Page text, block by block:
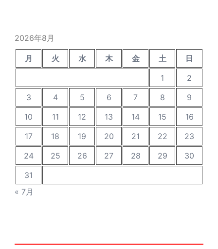
2026年8月
月 火 水 木 金 土
日
1
2
3
4 5 6 7 8
9
10
11 12 13 14 15
16
17
18 19 20 21 22
23
24
25 26 27 28 29
30
31
« 7月